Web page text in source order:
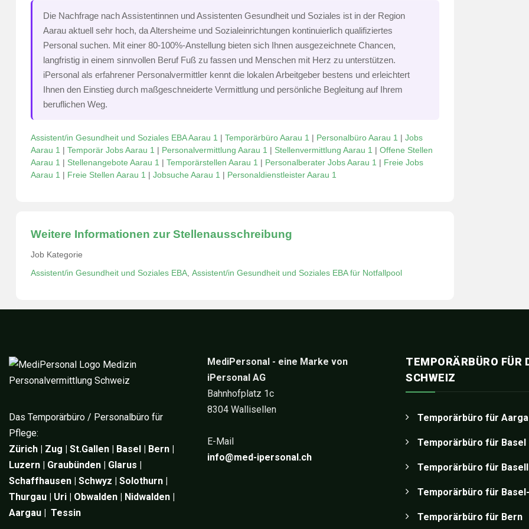
Die Nachfrage nach Assistentinnen und Assistenten Gesundheit und Soziales ist in der Region
Aarau aktuell sehr hoch, da Altersheime und Sozialeinrichtungen kontinuierlich qualifiziertes
Personal suchen. Mit einer 80-100%-Anstellung bieten sich Ihnen ausgezeichnete Chancen,
langfristig in einem sinnvollen Beruf Fuß zu fassen und Menschen mit Herz zu unterstützen.
iPersonal als erfahrener Personalvermittler kennt die lokalen Arbeitgeber bestens und erleichtert
Ihnen den Einstieg durch maßgeschneiderte Vermittlung und persönliche Begleitung auf Ihrem
beruflichen Weg.
Assistent/in Gesundheit und Soziales EBA Aarau 1 | Temporärbüro Aarau 1 | Personalbüro Aarau 1 | Jobs
Aarau 1 | Temporär Jobs Aarau 1 | Personalvermittlung Aarau 1 | Stellenvermittlung Aarau 1 | Offene Stellen
Aarau 1 | Stellenangebote Aarau 1 | Temporärstellen Aarau 1 | Personalberater Jobs Aarau 1 | Freie Jobs
Aarau 1 | Freie Stellen Aarau 1 | Jobsuche Aarau 1 | Personaldienstleister Aarau 1
Weitere Informationen zur Stellenausschreibung
Job Kategorie
Assistent/in Gesundheit und Soziales EBA, Assistent/in Gesundheit und Soziales EBA für Notfallpool
Das Temporärbüro / Personalbüro für
Pflege:
Zürich | Zug | St.Gallen | Basel | Bern |
Luzern | Graubünden | Glarus |
Schaffhausen | Schwyz | Solothurn |
Thurgau | Uri | Obwalden | Nidwalden |
Aargau | Tessin
MediPersonal - eine Marke von
iPersonal AG
Bahnhofplatz 1c
8304 Wallisellen
E-Mail
info@med-ipersonal.ch
TEMPORÄRBÜRO FÜR
SCHWEIZ
Temporärbüro für
Temporärbüro für Basel
Temporärbüro für
Temporärbüro für
Temporärbüro für Bern